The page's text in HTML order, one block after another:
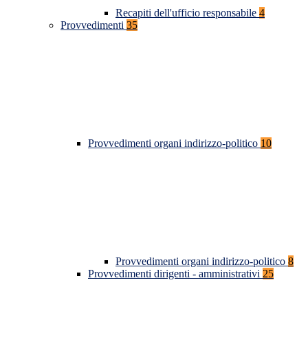
Recapiti dell'ufficio responsabile 4
Provvedimenti 35
Provvedimenti organi indirizzo-politico 10
Provvedimenti organi indirizzo-politico 8
Provvedimenti dirigenti - amministrativi 25